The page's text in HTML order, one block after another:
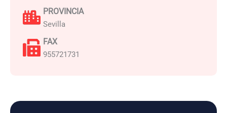
PROVINCIA
Sevilla
FAX
955721731